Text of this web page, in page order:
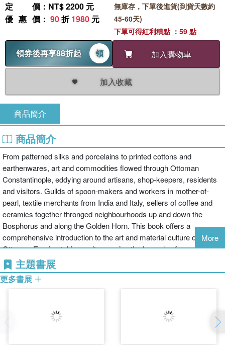
定價 ：NT$ 2200 元
優惠價 ： 90折1980 元
領券後再享88折起 領 加入購物車
加入收藏
無庫存，下單後進貨(到貨天數約
45-60天)
下單可得紅利積點 ：59 點
商品簡介
商品簡介
From patterned silks and porcelains to printed cottons and
earthenwares, art and commodities flowed through Ottoman
Constantinople, eddying around artisans, shop-keepers, residents
and visitors. Guilds of spoon-makers and workers in mother-of-
pearl, textile merchants from India and Italy, sellers of coffee and
ceramics together thronged neighbourhoods up and down the
Bosphorus and along the Golden Horn. This book offers a
comprehensive introduction to the art and material culture of the
Ottoman Empire, taking as its premise the key role of every day
activities. It also argues for new modes of studying all kinds of
mass-produced goods destined for popular consumption.
More
主題書展
更多書展